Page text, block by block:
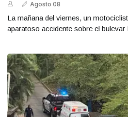
Agosto 08
La mañana del viernes, un
aparatoso accidente sobre el bulevar